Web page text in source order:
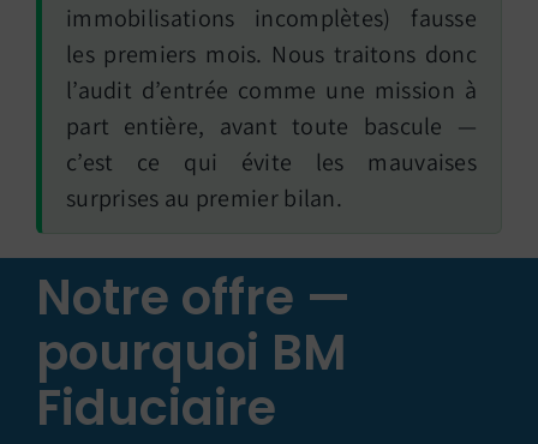
immobilisations incomplètes) fausse
les premiers mois. Nous traitons donc
l’audit d’entrée comme une mission à
part entière, avant toute bascule —
c’est ce qui évite les mauvaises
surprises au premier bilan.
Notre offre —
pourquoi BM
Fiduciaire